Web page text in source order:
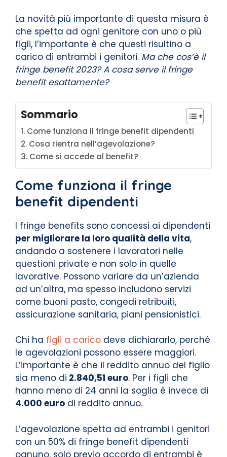
La novità più importante di questa misura è
che spetta ad ogni genitore con uno o più
figli, l’importante è che questi risultino a
carico di entrambi i genitori. Ma che cos’è il
fringe benefit 2023? A cosa serve il fringe
benefit esattamente?
Sommario
Come funziona il fringe benefit dipendenti
Cosa rientra nell’agevolazione?
Come si accede al benefit?
Come funziona il fringe
benefit dipendenti
I fringe benefits sono concessi ai dipendenti
per migliorare la loro qualità della vita,
andando a sostenere i lavoratori nelle
questioni private e non solo in quelle
lavorative. Possono variare da un’azienda
ad un’altra, ma spesso includono servizi
come buoni pasto, congedi retribuiti,
assicurazione sanitaria, piani pensionistici.
Chi ha figli a carico deve dichiararlo, perché
le agevolazioni possono essere maggiori.
L’importante è che il reddito annuo del figlio
sia meno di 2.840,51 euro. Per i figli che
hanno meno di 24 anni la soglia è invece di
4.000 euro di reddito annuo.
L’agevolazione spetta ad entrambi i genitori
con un 50% di fringe benefit dipendenti
ognuno, solo previo accordo di entrambi è